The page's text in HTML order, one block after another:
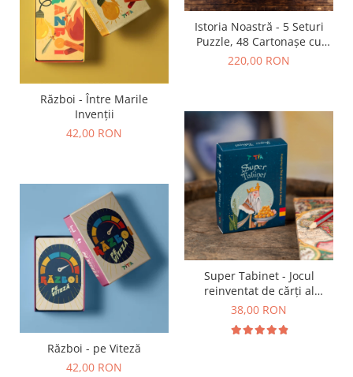
Istoria Noastră - 5 Seturi
Puzzle, 48 Cartonașe cu
Personaje Istorice, 1
220,00 RON
Război - Între Marile
Invenții
42,00 RON
Super Tabinet - Jocul
reinventat de cărți al
copilăriei
38,00 RON
Război - pe Viteză
42,00 RON